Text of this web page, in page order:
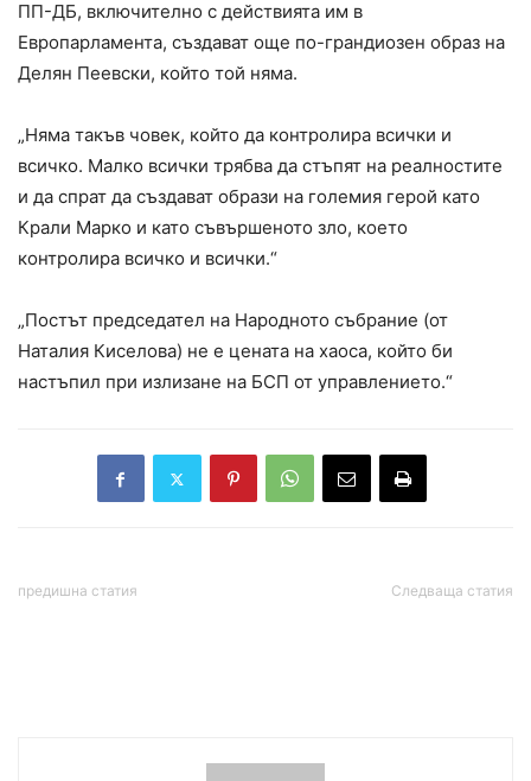
ПП-ДБ, включително с действията им в
Европарламента, създават още по-грандиозен образ на
Делян Пеевски, който той няма.
„Няма такъв човек, който да контролира всички и
всичко. Малко всички трябва да стъпят на реалностите
и да спрат да създават образи на големия герой като
Крали Марко и като съвършеното зло, което
контролира всичко и всички.“
„Постът председател на Народното събрание (от
Наталия Киселова) не е цената на хаоса, който би
настъпил при излизане на БСП от управлението.“
предишна статия Следваща статия